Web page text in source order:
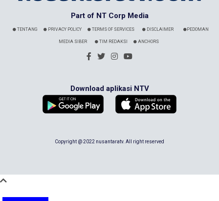
Part of NT Corp Media
TENTANG PRIVACY POLICY TERMS OF SERVICES DISCLAIMER PEDOMAN
MEDIA SIBER TIM REDAKSI ANCHORS
Download aplikasi NTV
Copyright @ 2022 nusantaratv. All right reserved